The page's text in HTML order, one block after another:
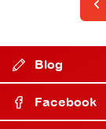
Blog
Facebook